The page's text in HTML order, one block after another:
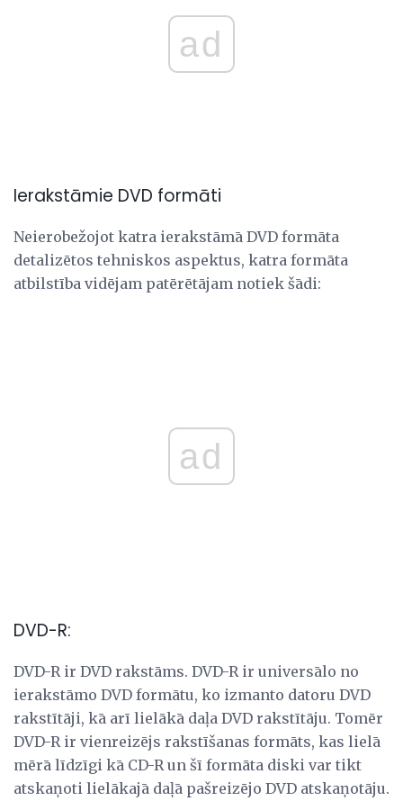
ad
Ierakstāmie DVD formāti
Neierobežojot katra ierakstāmā DVD formāta
detalizētos tehniskos aspektus, katra formāta
atbilstība vidējam patērētājam notiek šādi:
ad
DVD-R:
DVD-R ir DVD rakstāms. DVD-R ir universālo no
ierakstāmo DVD formātu, ko izmanto datoru DVD
rakstītāji, kā arī lielākā daļa DVD rakstītāju. Tomēr
DVD-R ir vienreizējs rakstīšanas formāts, kas lielā
mērā līdzīgi kā CD-R un šī formāta diski var tikt
atskaņoti lielākajā daļā pašreizējo DVD atskaņotāju.